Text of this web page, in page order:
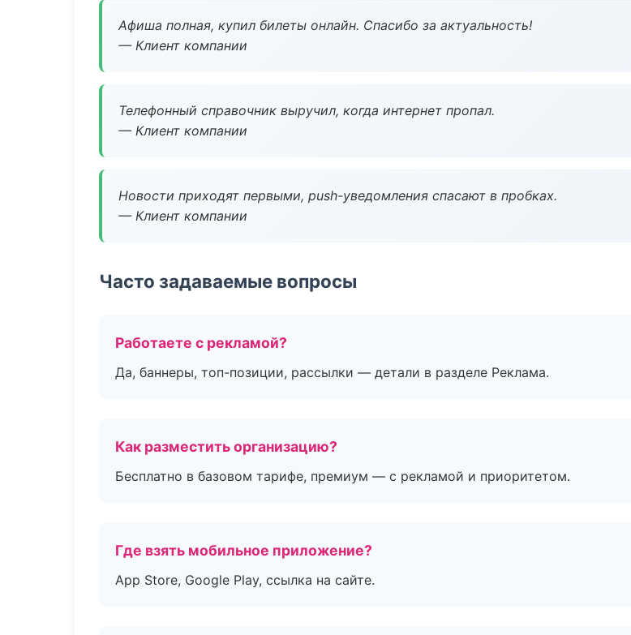
Афиша полная, купил билеты онлайн. Спасибо за актуальность!
— Клиент компании
Телефонный справочник выручил, когда интернет пропал.
— Клиент компании
Новости приходят первыми, push-уведомления спасают в пробках.
— Клиент компании
Часто задаваемые вопросы
Работаете с рекламой?
Да, баннеры, топ-позиции, рассылки — детали в разделе Реклама.
Как разместить организацию?
Бесплатно в базовом тарифе, премиум — с рекламой и приоритетом.
Где взять мобильное приложение?
App Store, Google Play, ссылка на сайте.